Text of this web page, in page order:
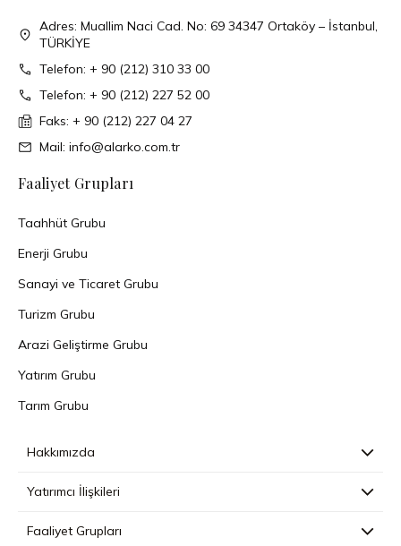
Adres: Muallim Naci Cad. No: 69 34347 Ortaköy – İstanbul,
TÜRKİYE
Telefon: + 90 (212) 310 33 00
Telefon: + 90 (212) 227 52 00
Faks: + 90 (212) 227 04 27
Mail: info@alarko.com.tr
Faaliyet Grupları
Taahhüt Grubu
Enerji Grubu
Sanayi ve Ticaret Grubu
Turizm Grubu
Arazi Geliştirme Grubu
Yatırım Grubu
Tarım Grubu
Hakkımızda
Yatırımcı İlişkileri
Faaliyet Grupları